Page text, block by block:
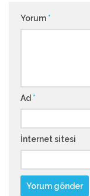
Yorum *
Ad *
İnternet sitesi